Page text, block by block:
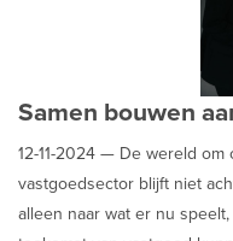
Samen bouwen
12-11-2024 — De wereld om
vastgoedsector blijft niet
alleen naar wat er nu